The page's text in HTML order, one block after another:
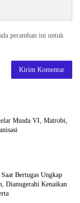
peramban ini untuk
Musda VI, Matrobi,
Bertugas Ungkap
Dianugerahi Kenaikan